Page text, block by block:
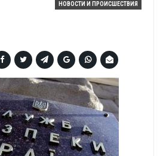
НОВОСТИ И ПРОИСШЕСТВИЯ